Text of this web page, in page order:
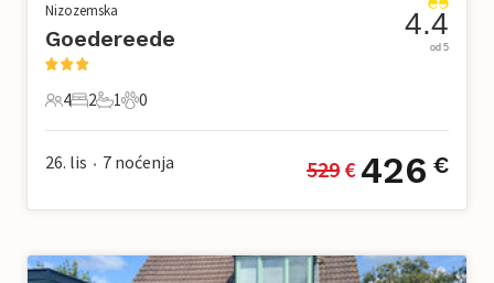
Nizozemska
Goedereede
4 Gosti
4
2 Spavaće sobe
2
1 Kupaonica
1
0 Kućni ljubimac
0
4.4
od 5
26. lis • 7 noćenja 529 € 426 €